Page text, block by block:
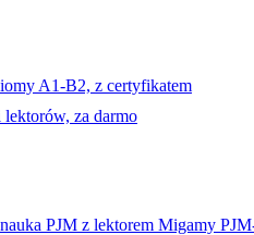
A1-B2, z certyfikatem
za darmo
PJM z lektorem Migamy